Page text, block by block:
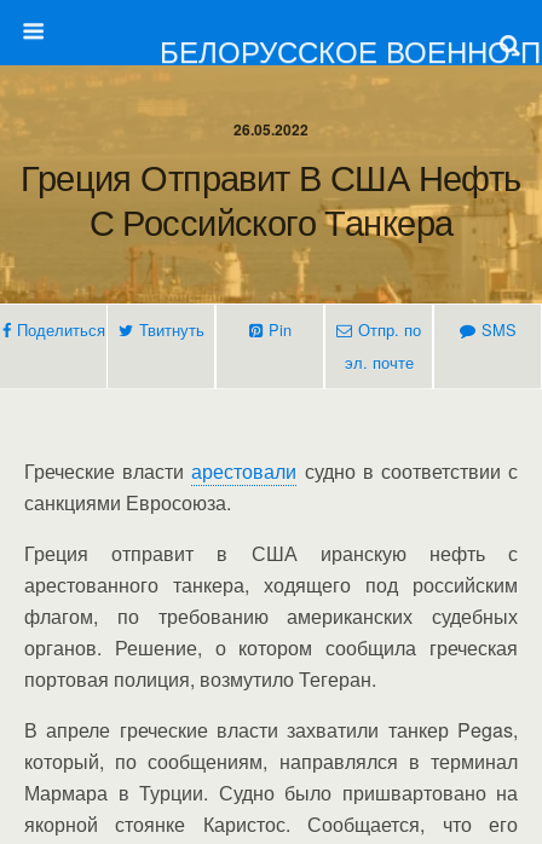
БЕЛОРУССКОЕ ВОЕННО-
26.05.2022
Греция Отправит В США Нефть
С Российского Танкера
Поделиться Твитнуть Pin
Отпр. по
эл. почте
SMS
Греческие властиарестовали судно в соответствии с
санкциями Евросоюза.
Греция отправит в США иранскую нефть с
арестованного танкера, ходящего под российским
флагом, по требованию американских судебных
органов. Решение, о котором сообщила греческая
портовая полиция, возмутило Тегеран.
В апреле греческие власти захватили танкер Pegas,
который, по сообщениям, направлялся в терминал
Мармара в Турции. Судно было пришвартовано на
якорной стоянке Каристос. Сообщается, что его